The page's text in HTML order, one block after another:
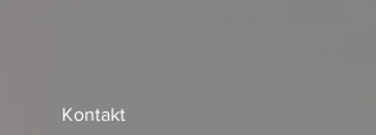
Kontakt